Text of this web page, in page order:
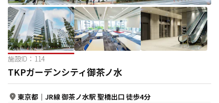
施設ID： 114
TKPガーデンシティ御茶ノ水
東京都 ｜ JR線 御茶ノ水駅 聖橋出口 徒歩4分